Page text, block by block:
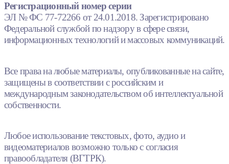
Регистрационный номер серии
ЭЛ № ФС 77-72266 от 24.01.2018. Зарегистрировано
Федеральной службой по надзору в сфере связи,
информационных технологий и массовых коммуникаций.
Все права на любые материалы, опубликованные на сайте,
защищены в соответствии с российским и
международным законодательством об интеллектуальной
собственности.
Любое использование текстовых, фото, аудио и
видеоматериалов возможно только с согласия
правообладателя (ВГТРК).